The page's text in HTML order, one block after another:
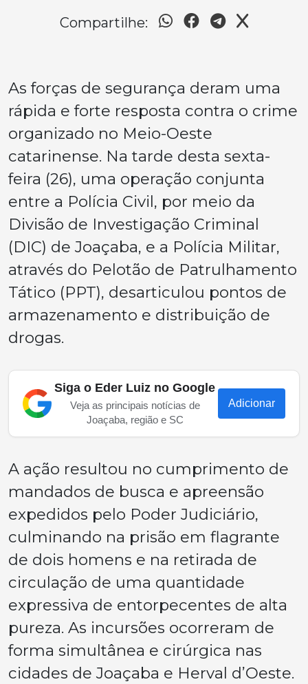
Compartilhe:
As forças de segurança deram uma
rápida e forte resposta contra o crime
organizado no Meio-Oeste
catarinense. Na tarde desta sexta-
feira (26), uma operação conjunta
entre a Polícia Civil, por meio da
Divisão de Investigação Criminal
(DIC) de Joaçaba, e a Polícia Militar,
através do Pelotão de Patrulhamento
Tático (PPT), desarticulou pontos de
armazenamento e distribuição de
drogas.
Siga o Eder Luiz no Google
Veja as principais notícias de
Joaçaba, região e SC
Adicionar
A ação resultou no cumprimento de
mandados de busca e apreensão
expedidos pelo Poder Judiciário,
culminando na prisão em flagrante
de dois homens e na retirada de
circulação de uma quantidade
expressiva de entorpecentes de alta
pureza. As incursões ocorreram de
forma simultânea e cirúrgica nas
cidades de Joaçaba e Herval d’Oeste.